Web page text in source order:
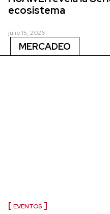
ecosistema
julio 15, 2026
MERCADEO
EVENTOS